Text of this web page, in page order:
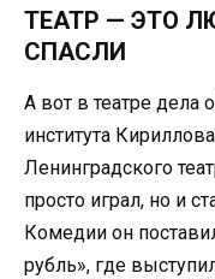
ТЕАТР — ЭТО
СПАСЛИ
А вот в театре дела
института
Ленинградского
просто играл, но и
Комедии он
рубль», где